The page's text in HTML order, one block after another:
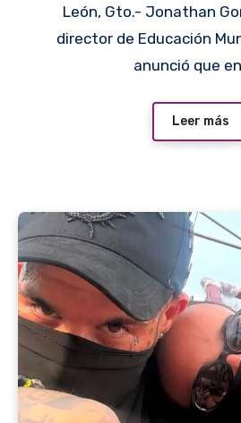
León, Gto.- Jonathan
director de Educación
anunció que
Leer más